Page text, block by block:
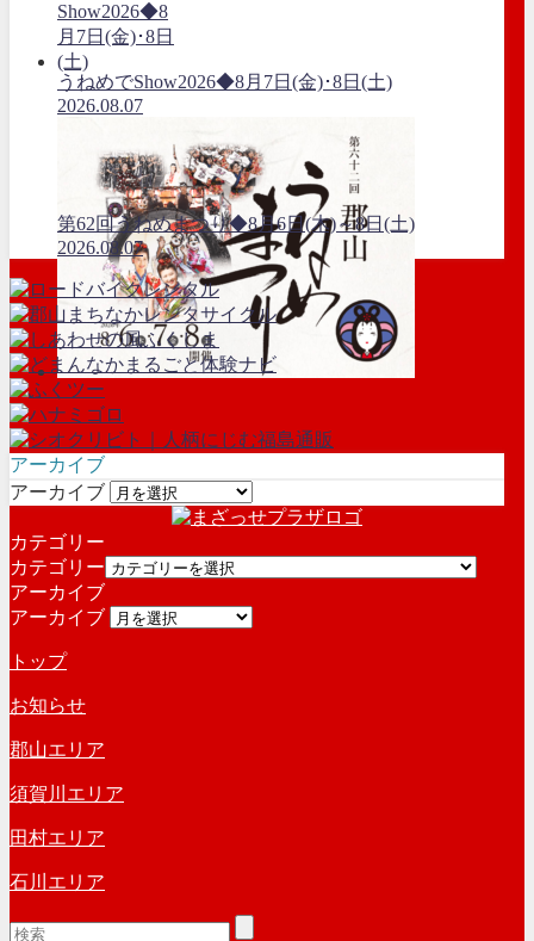
うねめでShow2026◆8月7日(金)･8日(土)
2026.08.07
第62回うねめまつり◆8月6日(木)～8日(土)
2026.08.07
アーカイブ
アーカイブ
カテゴリー
カテゴリー
アーカイブ
アーカイブ
トップ
お知らせ
郡山エリア
須賀川エリア
田村エリア
石川エリア